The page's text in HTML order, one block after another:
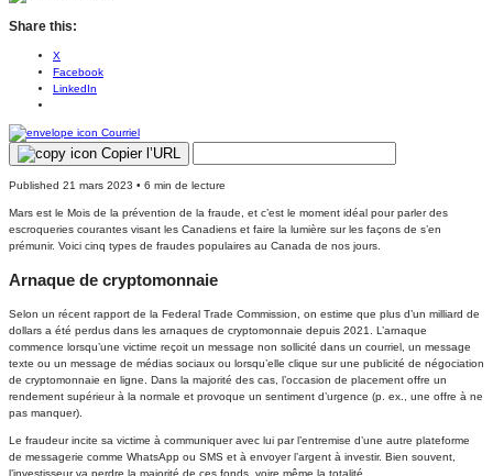
Share this:
X
Facebook
LinkedIn
Courriel
Copier l’URL
Published 21 mars 2023 • 6 min de lecture
Mars est le Mois de la prévention de la fraude, et c’est le moment idéal pour parler des
escroqueries courantes visant les Canadiens et faire la lumière sur les façons de s’en
prémunir. Voici cinq types de fraudes populaires au Canada de nos jours.
Arnaque de cryptomonnaie
Selon un récent rapport de la Federal Trade Commission, on estime que plus d’un milliard de
dollars a été perdus dans les arnaques de cryptomonnaie depuis 2021. L’arnaque
commence lorsqu’une victime reçoit un message non sollicité dans un courriel, un message
texte ou un message de médias sociaux ou lorsqu’elle clique sur une publicité de négociation
de cryptomonnaie en ligne. Dans la majorité des cas, l’occasion de placement offre un
rendement supérieur à la normale et provoque un sentiment d’urgence (p. ex., une offre à ne
pas manquer).
Le fraudeur incite sa victime à communiquer avec lui par l’entremise d’une autre plateforme
de messagerie comme WhatsApp ou SMS et à envoyer l’argent à investir. Bien souvent,
l’investisseur va perdre la majorité de ces fonds, voire même la totalité.